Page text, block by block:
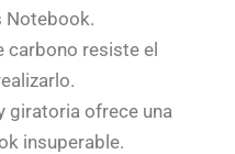
Notebook.
carbono resiste el
giratoria ofrece una
insuperable.